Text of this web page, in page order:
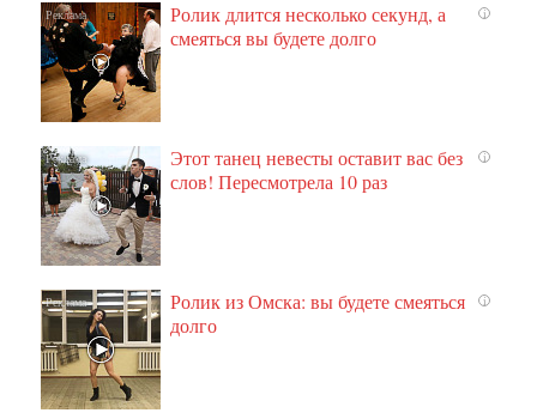
i
Ролик длится несколько секунд, а
смеяться вы будете долго
i
Этот танец невесты оставит вас без
слов! Пересмотрела 10 раз
i
Ролик из Омска: вы будете смеяться
долго